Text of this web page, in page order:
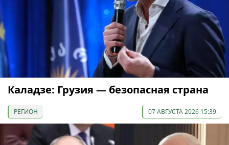
Каладзе: Грузия — безопасная страна
РЕГИОН 07 АВГУСТА 2026 15:39